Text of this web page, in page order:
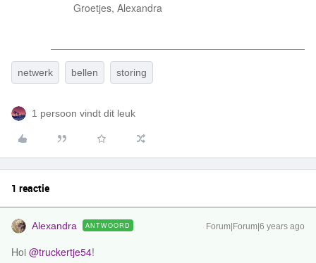
Groetjes, Alexandra
netwerk bellen storing
1 persoon vindt dit leuk
1 reactie
Alexandra ANTWOORD Forum|Forum|6 years ago
Hoi @truckertje54!